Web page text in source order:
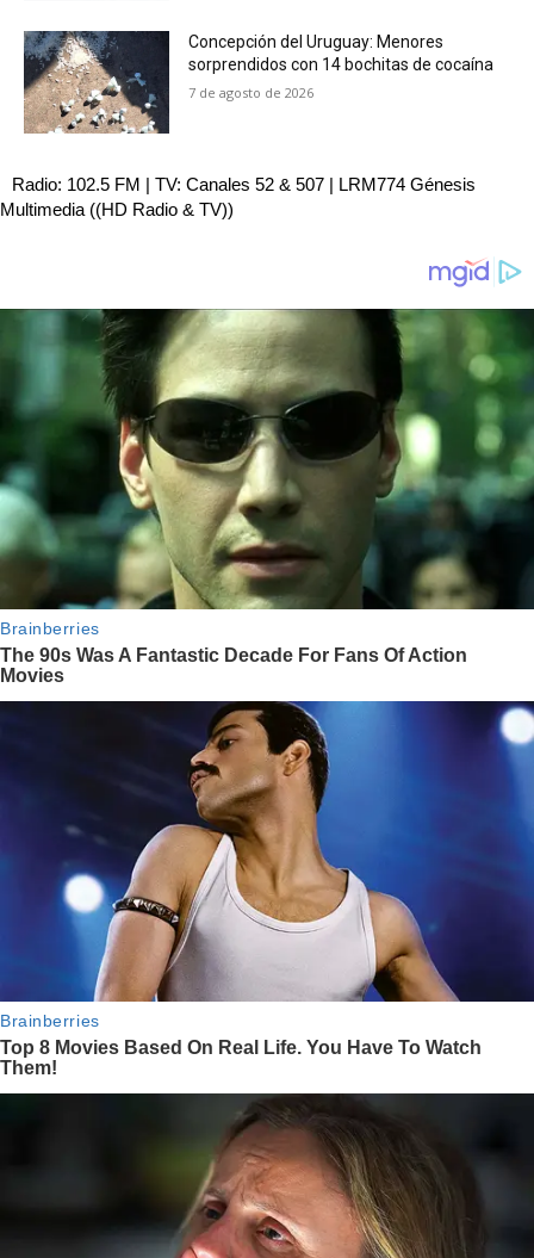
Concepción del Uruguay: Menores
sorprendidos con 14 bochitas de cocaína
7 de agosto de 2026
Radio: 102.5 FM | TV: Canales 52 & 507 | LRM774 Génesis
Multimedia ((HD Radio & TV))